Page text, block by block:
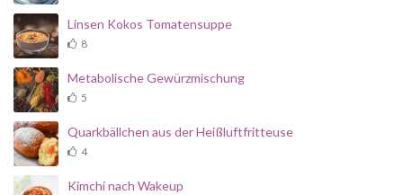
Linsen Kokos Tomatensuppe
8
Metabolische Gewürzmischung
5
Quarkbällchen aus der Heißluftfritteuse
4
Kimchi nach Wakeup